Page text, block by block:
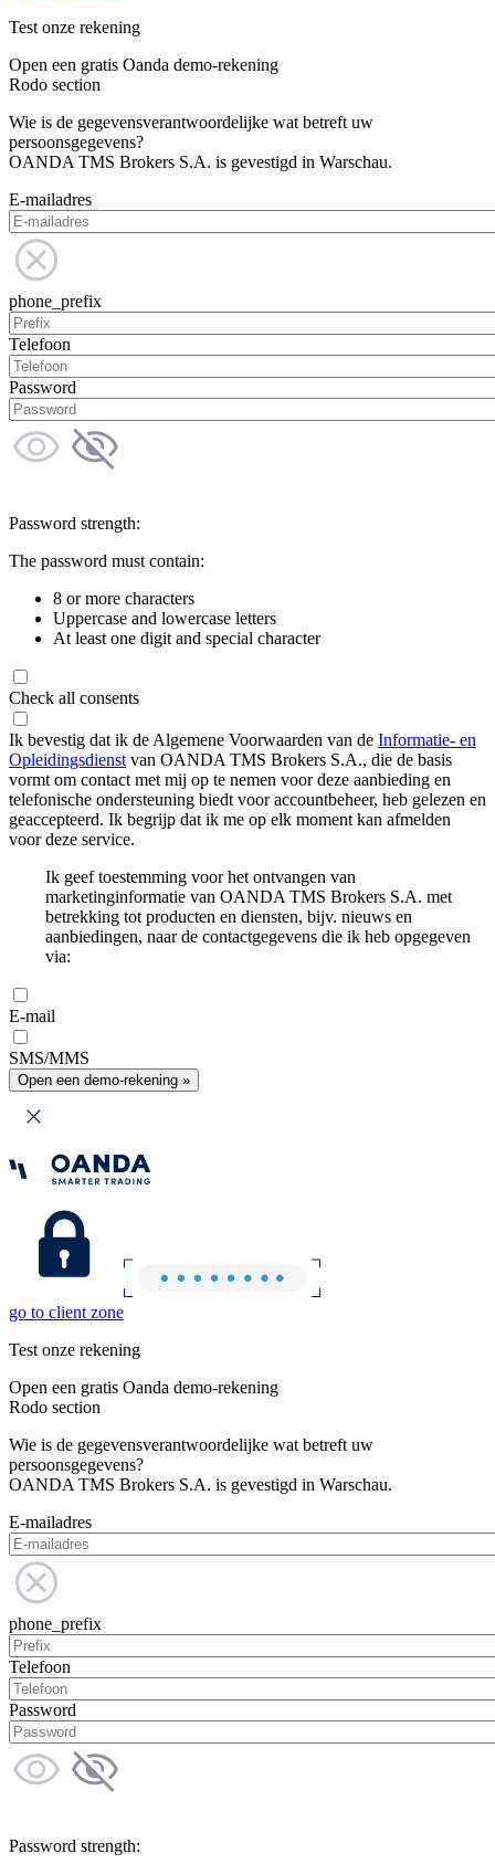
Test onze rekening
Open een gratis Oanda demo-rekening
Rodo section
Wie is de gegevensverantwoordelijke wat betreft uw
persoonsgegevens?
OANDA TMS Brokers S.A. is gevestigd in Warschau.
E-mailadres
phone_prefix
Telefoon
Password
Password strength:
The password must contain:
8 or more characters
Uppercase and lowercase letters
At least one digit and special character
Check all consents
Ik bevestig dat ik de Algemene Voorwaarden van de Informatie- en
Opleidingsdienst van OANDA TMS Brokers S.A., die de basis
vormt om contact met mij op te nemen voor deze aanbieding en
telefonische ondersteuning biedt voor accountbeheer, heb gelezen en
geaccepteerd. Ik begrijp dat ik me op elk moment kan afmelden
voor deze service.
Ik geef toestemming voor het ontvangen van
marketinginformatie van OANDA TMS Brokers S.A. met
betrekking tot producten en diensten, bijv. nieuws en
aanbiedingen, naar de contactgegevens die ik heb opgegeven
via:
E-mail
SMS/MMS
Open een demo-rekening »
go to client zone
Test onze rekening
Open een gratis Oanda demo-rekening
Rodo section
Wie is de gegevensverantwoordelijke wat betreft uw
persoonsgegevens?
OANDA TMS Brokers S.A. is gevestigd in Warschau.
E-mailadres
phone_prefix
Telefoon
Password
Password strength: